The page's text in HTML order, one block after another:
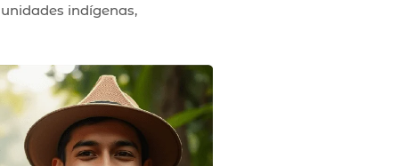
indígenas,